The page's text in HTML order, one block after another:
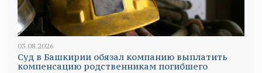
03.08.2026
Суд в Башкирии обязал компанию выплатить
компенсацию родственникам погибшего